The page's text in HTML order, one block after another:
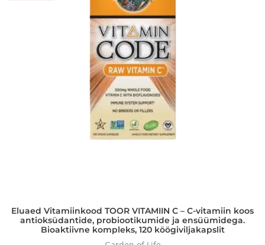
Eluaed Vitamiinkood TOOR VITAMIIN C – C-vitamiin koos
antioksüdantide, probiootikumide ja ensüümidega.
Bioaktiivne kompleks, 120 köögiviljakapslit